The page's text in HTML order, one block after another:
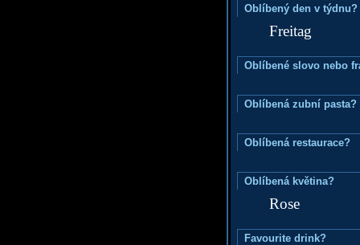
Oblíbený den v týdnu?
Freitag
Oblíbené slovo nebo
Oblíbená zubní pasta?
Oblíbená restaurace?
Oblíbená květina?
Rose
Favourite drink?